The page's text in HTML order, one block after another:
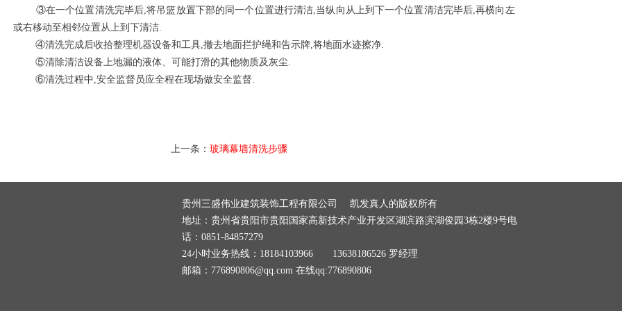
③在一个位置清洗完毕后,将吊篮放置下部的同一个位置进行清洁,当纵向从上到下一个位置清洁完毕后,再横向左
或右移动至相邻位置从上到下清洁.
④清洗完成后收拾整理机器设备和工具,撤去地面拦护绳和告示牌,将地面水迹擦净.
⑤清除清洁设备上地漏的液体、可能打滑的其他物质及灰尘.
⑥清洗过程中,安全监督员应全程在现场做安全监督.
上一条：玻璃幕墙清洗步骤
贵州三盛伟业建筑装饰工程有限公司 凯发真人的版权所有
地址：贵州省贵阳市贵阳国家高新技术产业开发区湖滨路滨湖俊园3栋2楼9号电
话：0851-84857279
24小时业务热线：18184103966 13638186526 罗经理
邮箱： 776890806@qq.com在线qq:776890806